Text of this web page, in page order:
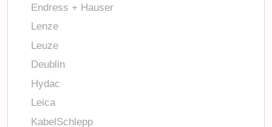
Endress + Hauser
Lenze
Leuze
Deublin
Hydac
Leica
KabelSchlepp